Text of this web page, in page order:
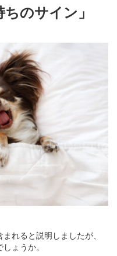
のサイン」
れると説明しましたが、
ょうか。